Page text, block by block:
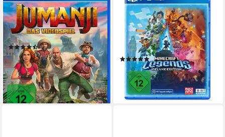
Jumanji
PlayStation 4 Plattform
ab 12 Jahren USK-Freigabe
Outright Games Publisher
(146)
ab 19,99 €
lieferbar - in 2-3 Werktagen bei dir
Minecraft Legends - Deluxe
Edition
PlayStation 4 Plattform
ab 12 Jahren USK-Freigabe
Mojang Publisher
(5)
ab 19,99 € UVP49,99 €
-60%
lieferbar - in 3-4 Werktagen bei dir